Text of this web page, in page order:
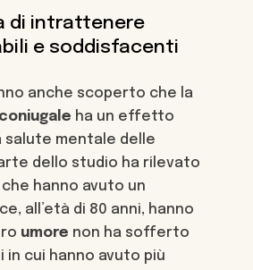
di intrattenere
e soddisfacenti
anche scoperto che la
coniugale ha un effetto
mentale delle
dello studio ha rilevato
hanno avuto un
all’età di 80 anni, hanno
umore non ha sofferto
in cui hanno avuto più